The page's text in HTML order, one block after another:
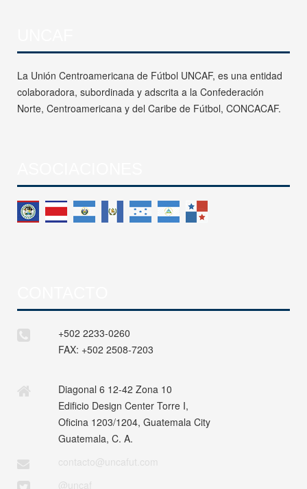
La Unión Centroamericana de Fútbol UNCAF, es una entidad
colaboradora, subordinada y adscrita a la Confederación
Norte, Centroamericana y del Caribe de Fútbol, CONCACAF.
+502 2233-0260
FAX: +502 2508-7203
Diagonal 6 12-42 Zona 10
Edificio Design Center Torre I,
Oficina 1203/1204, Guatemala City
Guatemala, C. A.
contacto@uncafut.com
@uncaf